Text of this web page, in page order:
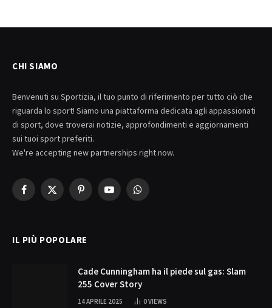
CHI SIAMO
Benvenuti su Sportizia, il tuo punto di riferimento per tutto ciò che
riguarda lo sport! Siamo una piattaforma dedicata agli appassionati
di sport, dove troverai notizie, approfondimenti e aggiornamenti
sui tuoi sport preferiti.
We're accepting new partnerships right now.
Facebook
X
PinterestYouTubeWhatsApp
IL PIÙ POPOLARE
Cade Cunningham ha il piede sul gas: Slam
255 Cover Story
14 APRILE 2025 0VIEWS